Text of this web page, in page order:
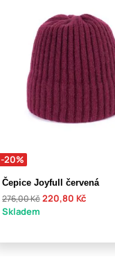
-20%
Čepice Joyfull červená
276,00 Kč220,80 Kč
Skladem